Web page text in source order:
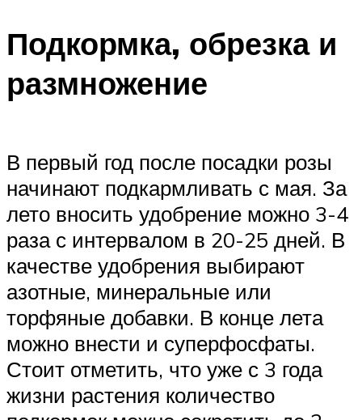
Подкормка, обрезка и
размножение
В первый год после посадки розы
начинают подкармливать с мая. За
лето вносить удобрение можно 3-4
раза с интервалом в 20-25 дней. В
качестве удобрения выбирают
азотные, минеральные или
торфяные добавки. В конце лета
можно внести и суперфосфаты.
Стоит отметить, что уже с 3 года
жизни растения количество